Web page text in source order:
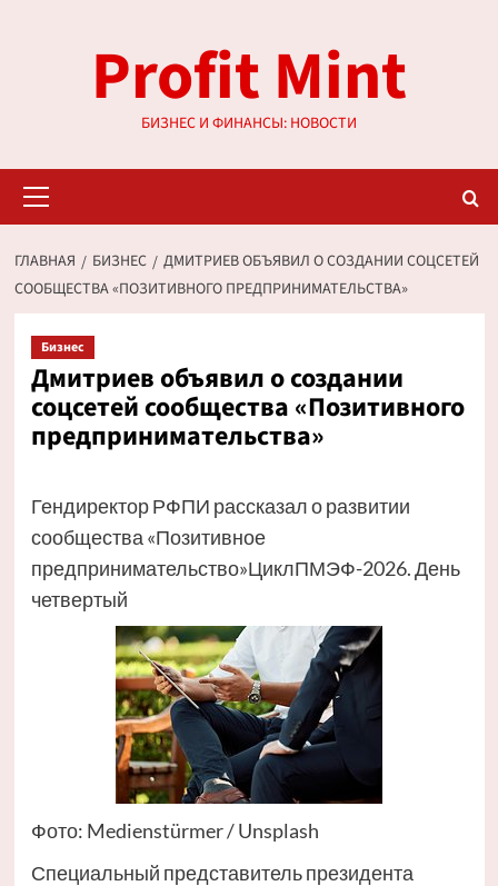
содержимомуProfit Mint
БИЗНЕС И ФИНАНСЫ: НОВОСТИ
меню
ГЛАВНАЯ БИЗНЕС
ДМИТРИЕВ ОБЪЯВИЛ О СОЗДАНИИ СОЦСЕТЕЙ
СООБЩЕСТВА «ПОЗИТИВНОГО ПРЕДПРИНИМАТЕЛЬСТВА»
Бизнес
Дмитриев объявил о создании
соцсетей сообщества «Позитивного
предпринимательства»
Гендиректор РФПИ рассказал о развитии
сообщества «Позитивное
предпринимательство»ЦиклПМЭФ-2026. День
четвертый
Фото: Medienstürmer / Unsplash
Специальный представитель президента